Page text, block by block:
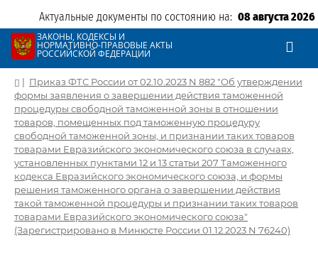
Актуальные документы по состоянию на: 08 августа 2026
ЗАКОНЫ, КОДЕКСЫ И
НОРМАТИВНО-ПРАВОВЫЕ АКТЫ
РОССИЙСКОЙ ФЕДЕРАЦИИ
| Приказ ФТС России от 02.10.2023 N 882 "Об утверждении
формы заявления о завершении действия таможенной
процедуры свободной таможенной зоны в отношении
товаров, помещенных под таможенную процедуру
свободной таможенной зоны, и признании таких товаров
товарами Евразийского экономического союза в случаях,
установленных пунктами 12 и 13 статьи 207 Таможенного
кодекса Евразийского экономического союза, и формы
решения таможенного органа о завершении действия
такой таможенной процедуры и признании таких товаров
товарами Евразийского экономического союза"
(Зарегистрировано в Минюсте России 01.12.2023 N 76240)